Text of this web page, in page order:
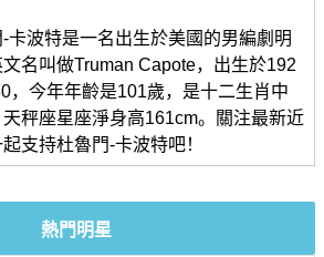
卡波特是一名出生於美國的男編劇明
名叫做Truman Capote，出生於192
，今年年齡是101歲，是十二生肖中
天秤座星座淨身高161cm。關注最新近
支持杜魯門-卡波特吧！
熱門明星